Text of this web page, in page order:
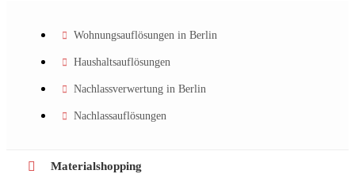
Wohnungsauflösungen in Berlin
Haushaltsauflösungen
Nachlassverwertung in Berlin
Nachlassauflösungen
Materialshopping